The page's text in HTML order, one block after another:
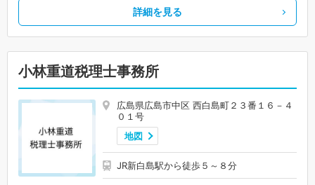
詳細を見る
小林重道税理士事務所
広島県広島市中区 西白島町２３番１６－４
０１号
地図
JR新白島駅から徒歩５～８分